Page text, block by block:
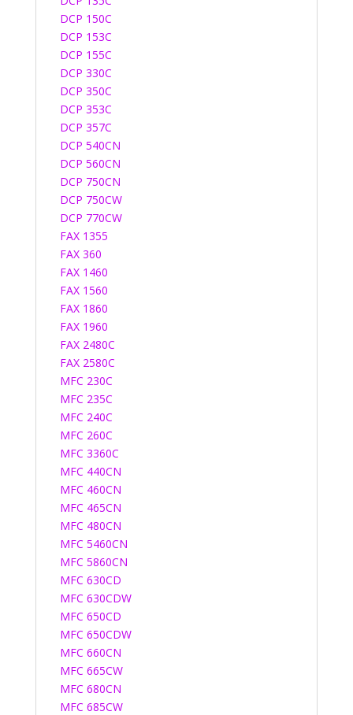
DCP 150C
DCP 153C
DCP 155C
DCP 330C
DCP 350C
DCP 353C
DCP 357C
DCP 540CN
DCP 560CN
DCP 750CN
DCP 750CW
DCP 770CW
FAX 1355
FAX 360
FAX 1460
FAX 1560
FAX 1860
FAX 1960
FAX 2480C
FAX 2580C
MFC 230C
MFC 235C
MFC 240C
MFC 260C
MFC 3360C
MFC 440CN
MFC 460CN
MFC 465CN
MFC 480CN
MFC 5460CN
MFC 5860CN
MFC 630CD
MFC 630CDW
MFC 650CD
MFC 650CDW
MFC 660CN
MFC 665CW
MFC 680CN
MFC 685CW